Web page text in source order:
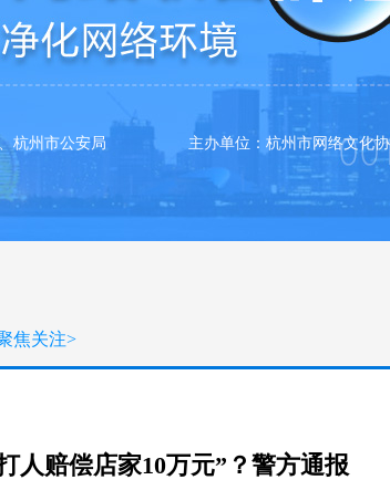
室、杭州市公安局 主办单位：杭州市网络文化协
焦关注>
人赔偿店家10万元”？警方通报